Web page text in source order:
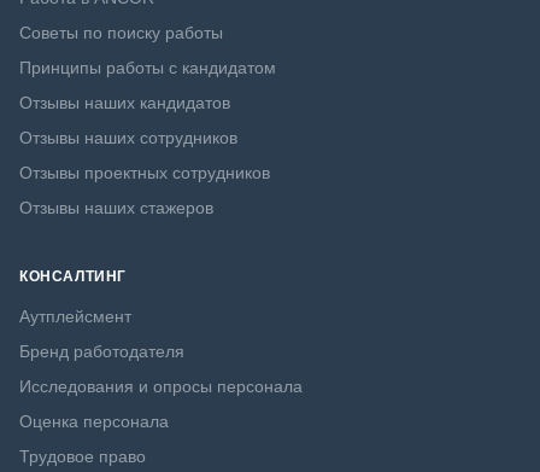
Советы по поиску работы
Принципы работы с кандидатом
Отзывы наших кандидатов
Отзывы наших сотрудников
Отзывы проектных сотрудников
Отзывы наших стажеров
КОНСАЛТИНГ
Аутплейсмент
Бренд работодателя
Исследования и опросы персонала
Оценка персонала
Трудовое право